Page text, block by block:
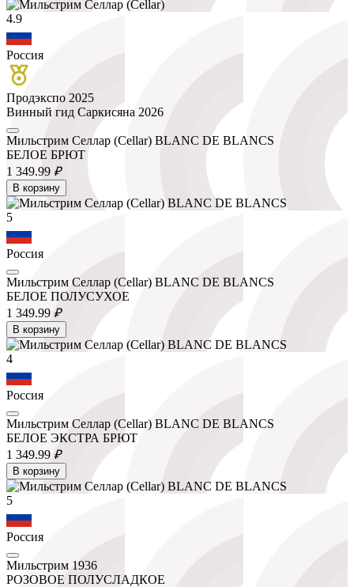
4.9
Россия
Продэкспо 2025
Винный гид Саркисяна 2026
Мильстрим Селлар (Cellar) BLANC DE BLANCS
БЕЛОЕ БРЮТ
1 349.99 ₽
В корзину
5
Россия
Мильстрим Селлар (Cellar) BLANC DE BLANCS
БЕЛОЕ ПОЛУСУХОЕ
1 349.99 ₽
В корзину
4
Россия
Мильстрим Селлар (Cellar) BLANC DE BLANCS
БЕЛОЕ ЭКСТРА БРЮТ
1 349.99 ₽
В корзину
5
Россия
Мильстрим 1936
РОЗОВОЕ ПОЛУСЛАДКОЕ